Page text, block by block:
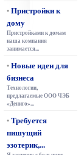
•Пристройки к
дому
Пристройками к домам
наша компания
занимается...
•Новые идеи для
бизнеса
Технологии,
предлагаемые ООО ЧЭБ
«Дениго»...
•Требуется
пишущий
эзотерик,...